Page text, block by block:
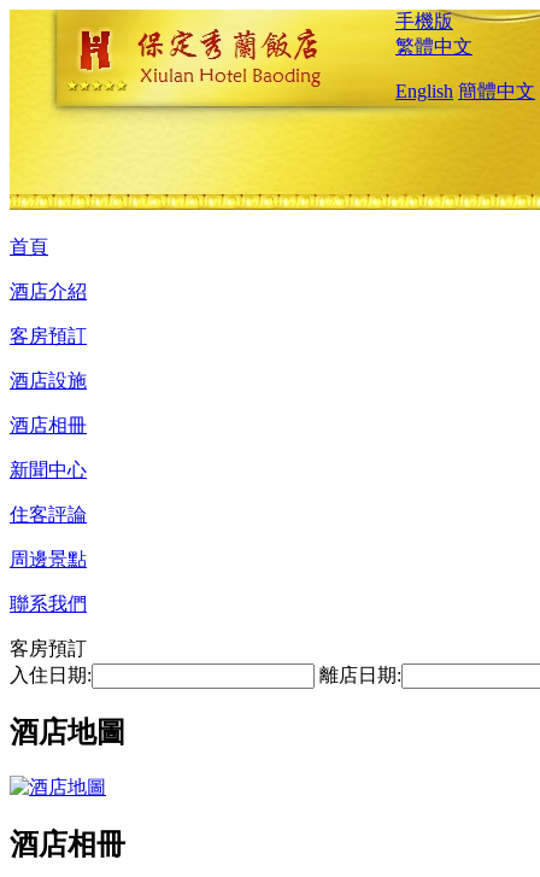
手機版
繁體中文
English 簡體中文
首頁
酒店介紹
客房預訂
酒店設施
酒店相冊
新聞中心
住客評論
周邊景點
聯系我們
客房預訂
入住日期:
離店日期:
酒店地圖
酒店相冊